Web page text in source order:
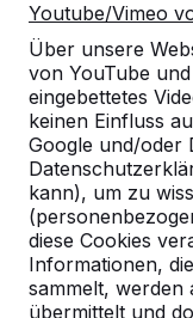
Youtube/Vimeo
Über unsere
von YouTube
eingebettetes
keinen Einfluss
Google und/oder
kann), um zu
diese Cookies
Informationen,
sammelt, werden
übermittelt und
Zum
Kostenlose
Deutschland.
Innerhalb von
Wie